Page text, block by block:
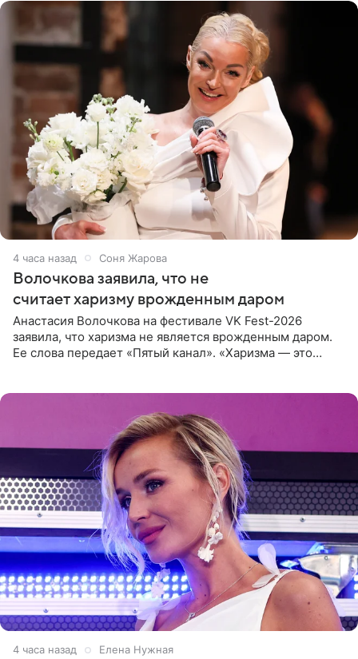
4 часа назад Соня Жарова
Волочкова заявила, что не
считает харизму врожденным даром
Анастасия Волочкова на фестивале VK Fest-2026
заявила, что харизма не является врожденным даром.
Ее слова передает «Пятый канал». «Харизма — это
4 часа назад Елена Нужная